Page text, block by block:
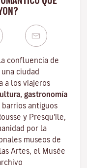
confluencia de
una ciudad
a los viajeros
gastronomía
antiguos
y Presqu'ile,
por la
museos de
Artes, el Musée